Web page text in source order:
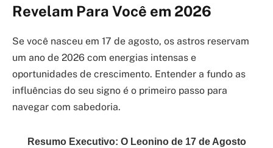
Revelam Para Você em 2026
Se você nasceu em 17 de agosto, os astros reservam
um ano de 2026 com energias intensas e
oportunidades de crescimento. Entender a fundo as
influências do seu signo é o primeiro passo para
navegar com sabedoria.
Resumo Executivo: O Leonino de 17 de Agosto